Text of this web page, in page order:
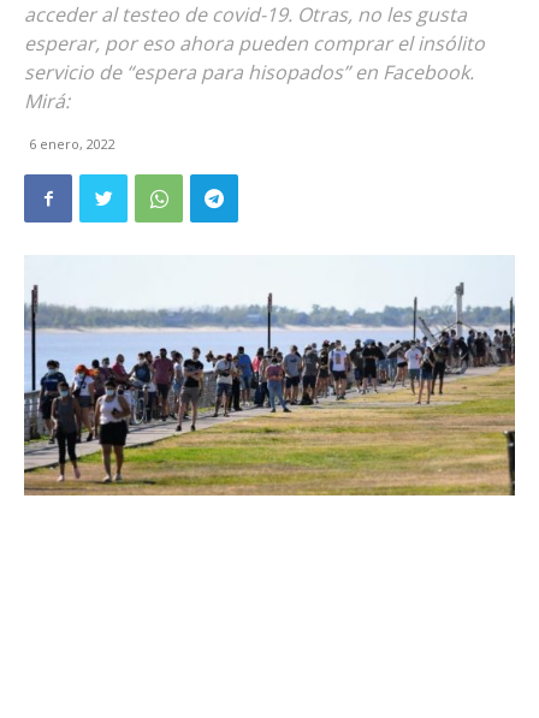
acceder al testeo de covid-19. Otras, no les gusta
esperar, por eso ahora pueden comprar el insólito
servicio de “espera para hisopados” en Facebook.
Mirá:
6 enero, 2022